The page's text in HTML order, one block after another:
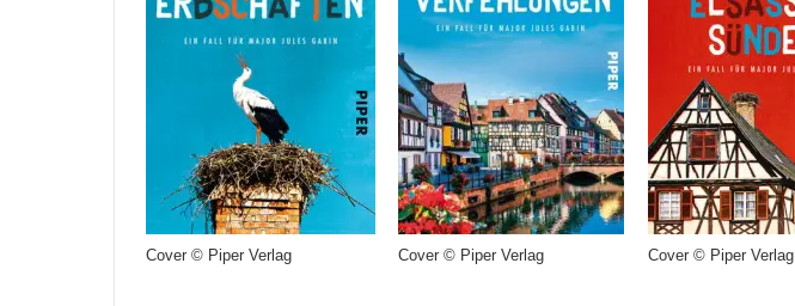
Cover © Piper Verlag Cover © Piper Verlag Cover © Piper Verlag